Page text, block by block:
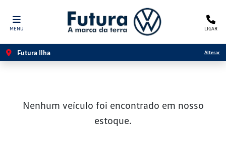
MENU LIGAR
Futura Ilha Alterar
Nenhum veículo foi encontrado em nosso
estoque.